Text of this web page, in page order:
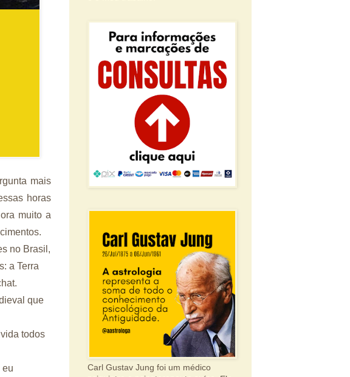
mais
horas
muito a
no Brasil,
a Terra
que
todos
eu
Carl Gustav Jung foi um médico